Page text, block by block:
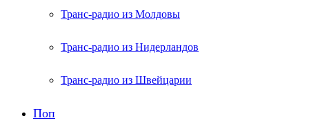
Транс-радио из Молдовы
Транс-радио из Нидерландов
Транс-радио из Швейцарии
Поп